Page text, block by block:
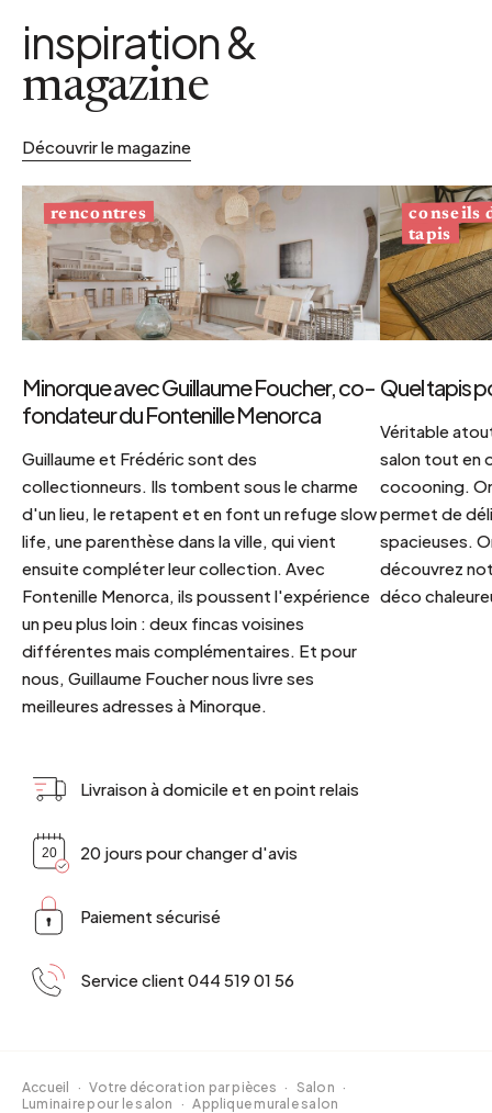
inspiration &
magazine
Découvrir le magazine
rencontres
Minorque avec Guillaume Foucher, co-
fondateur du Fontenille Menorca
Guillaume et Frédéric sont des
collectionneurs. Ils tombent sous le charme
d'un lieu, le retapent et en font un refuge slow
life, une parenthèse dans la ville, qui vient
ensuite compléter leur collection. Avec
Fontenille Menorca, ils poussent l'expérience
un peu plus loin : deux fincas voisines
différentes mais complémentaires. Et pour
nous, Guillaume Foucher nous livre ses
meilleures adresses à Minorque.
conseils
tapis
Quel tapis
Véritable
salon tout en
cocooning.
permet de
spacieuses.
découvrez
déco
Livraison à domicile et en point relais
20 jours pour changer d'avis
Paiement sécurisé
Service client 044 519 01 56
Accueil · Votre décoration par pièces · Salon ·
Luminaire pour le salon
· Applique murale salon